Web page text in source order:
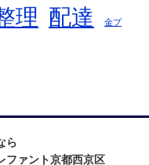
理 配達 金プ
ら
ァント京都西京区